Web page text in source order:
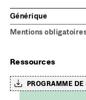
Générique
Mentions
Ressources
PROGRAMME DE